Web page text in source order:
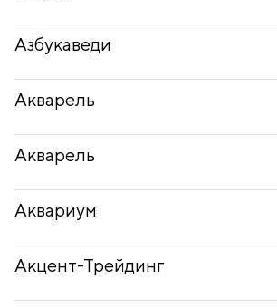
Азбукаведи
Акварель
Акварель
Аквариум
Акцент-Трейдинг